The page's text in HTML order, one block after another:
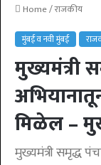
Home/राजकीय
मुंबई व नवी मुंबई
मुख्यमंत्री
मिळेल –
मुख्यमंत्री समृद्ध